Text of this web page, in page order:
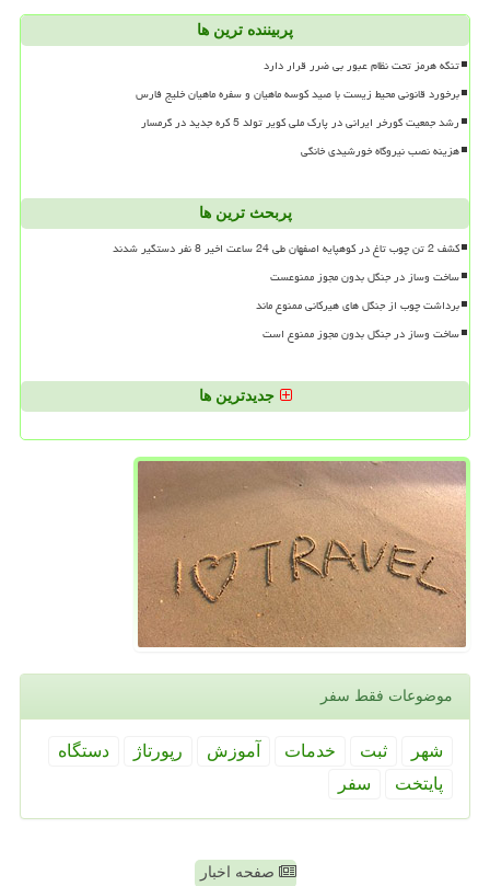
پربیننده ترین ها
تنگه هرمز تحت نظام عبور بی ضرر قرار دارد
برخورد قانونی محیط زیست با صید کوسه ماهیان و سفره ماهیان خلیج فارس
رشد جمعیت گورخر ایرانی در پارک ملی کویر تولد 5 کره جدید در گرمسار
هزینه نصب نیروگاه خورشیدی خانگی
پربحث ترین ها
کشف 2 تن چوب تاغ در کوهپایه اصفهان طی 24 ساعت اخیر 8 نفر دستگیر شدند
ساخت وساز در جنگل بدون مجوز ممنوعست
برداشت چوب از جنگل های هیرکانی ممنوع ماند
ساخت وساز در جنگل بدون مجوز ممنوع است
جدیدترین ها
موضوعات فقط سفر
شهر ثبت خدمات آموزش رپورتاژ
دستگاه
پایتخت
سفر
صفحه اخبار